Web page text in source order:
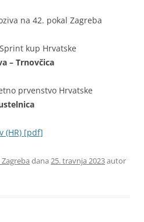
na 42. pokal Zagreba
kup Hrvatske
– Trnovčica
prvenstvo Hrvatske
(HR) [pdf]
dana 25. travnja 2023autor